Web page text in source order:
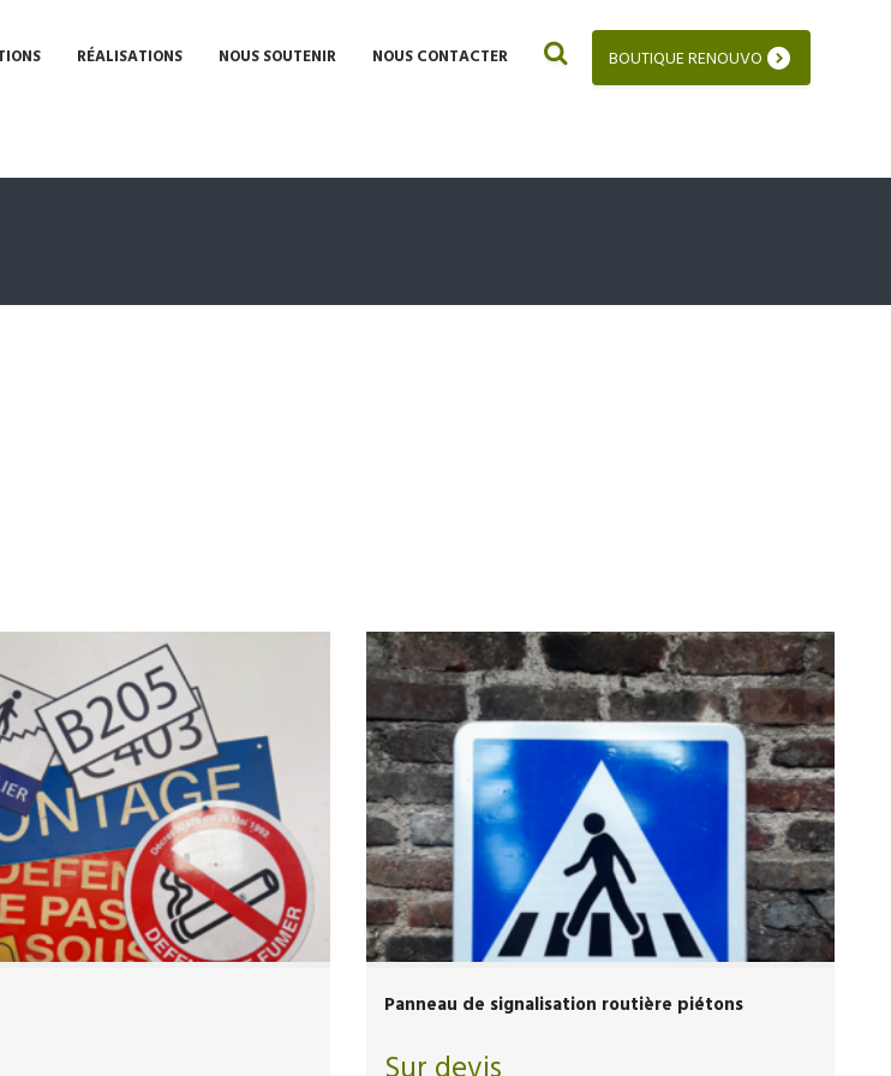
BOUTIQUE RENOUVO
RÉALISATIONS NOUS SOUTENIR NOUS CONTACTER
Panneau de signalisation routière piétons